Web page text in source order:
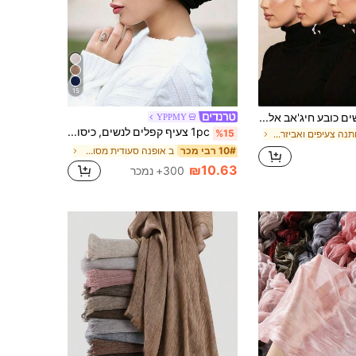
סט 4 חלקים לנשים כובע חיג'אב אלסטי מתכוונן בצבע אחיד, כובע חיג'אב, כובע פנימי, אביזר כובע פנימי מתכוונן אלסטי, כובע חיג'אב מודאלי רך ונוח, ניתן ללבוש עם צעיף ארוך, חיג'אב סרוג, מתאים ללבוש יומיומי, עבאיה, כל עונות השנה, חוף, חג, אביזרים, חיוני לטיולים
ב כותנה צעיפים ואביזרי צעיף לנשים
15
YPPMY
%15 1pc צעיף קפלים לנשים, כיסוי ראש טורבן רב שכבתי, כובעים אלסטיים, נושם נוח גמיש סופג החלקה סרט ספורט רב תכליתי, מתאים ללבוש יומיומי, ספורט, יוגה, כושר ותלבושות אופנה, חיוני לטיולים, מגבת חוף
10# רבי מכר ב אופנה סעודית מסורתית נשים משקפיים ואביזרי משקפיי
₪10.63 300+ נמכר